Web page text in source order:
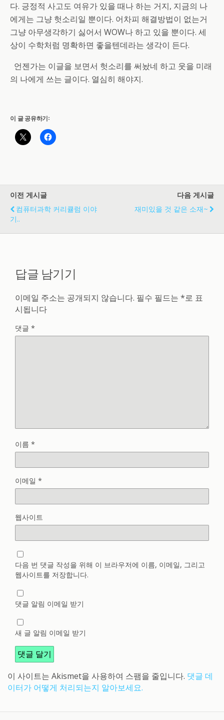
다. 긍정적 사고도 여유가 있을 때나 하는 거지, 지금의 나
에게는 그냥 헛소리일 뿐이다. 어차피 해결방법이 없는거
그냥 아무생각하기 싫어서 WOW나 하고 있을 뿐이다. 세
상이 수학처럼 명확하면 좋을텐데라는 생각이 든다.
언젠가는 이글을 보면서 헛소리를 써놨네 하고 웃을 미래
의 나에게 쓰는 글이다. 열심히 해야지.
이 글 공유하기:
이전 게시글
컴퓨터과학 커리큘럼 이야
기..
다음 게시글
재미있을 것 같은 소재~
답글 남기기
이메일 주소는 공개되지 않습니다. 필수 필드는 *로 표
시됩니다
댓글 *
이름 *
이메일 *
웹사이트
다음 번 댓글 작성을 위해 이 브라우저에 이름, 이메일, 그리고
웹사이트를 저장합니다.
댓글 알림 이메일 받기
새 글 알림 이메일 받기
이 사이트는 Akismet을 사용하여 스팸을 줄입니다. 댓글 데
이터가 어떻게 처리되는지 알아보세요.